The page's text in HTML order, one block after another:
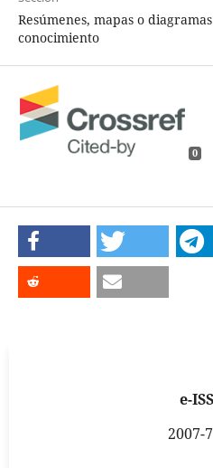
Resúmenes, mapas o
conocimiento
0
e-
2007-